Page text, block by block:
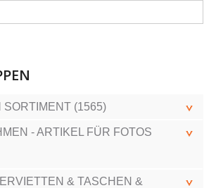
SORTIMENT (1565)
- ARTIKEL FÜR FOTOS
& TASCHEN &